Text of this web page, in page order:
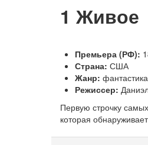
1 Живое
Премьера (РФ):
Страна: США
Жанр:
Режиссер:
Первую строчку
которая